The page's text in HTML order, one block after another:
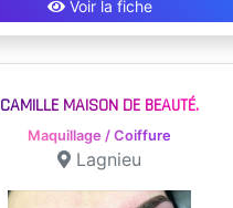
Voir la fiche
CAMILLE MAISON DE BEAUTÉ.
Maquillage / Coiffure
Lagnieu